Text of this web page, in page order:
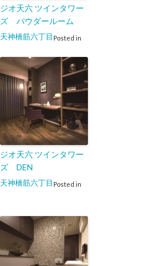
ジオ天六 ツインタワー
ズ パウダールーム
Posted in
天神橋筋六丁目
ジオ天六 ツインタワー
ズ DEN
Posted in
天神橋筋六丁目